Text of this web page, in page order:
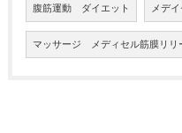
腹筋運動 ダイエット メデ
マッサージ メディセル筋膜リリ